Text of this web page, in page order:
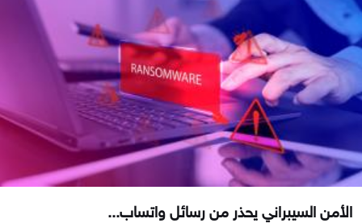
الأمن السيبراني يحذر من رسائل واتساب...